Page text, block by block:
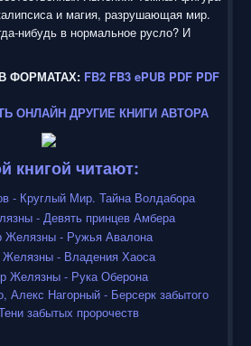
и магия, разрушающая мир.
нибудь в нормальное русло? И
ФОРМАТАХ: FB2 FB3 ePUB PDF PDF
ОНЛАЙН ДРУГИЕ КНИГИ АВТОРА
книгой читают: